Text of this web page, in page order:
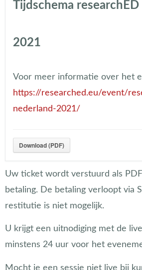
Tijdschema
2021
Voor meer informatie over het
https://researched.eu/event/
nederland-2021/
Download (PDF)
Uw ticket wordt verstuurd als
betaling. De betaling verloopt via
restitutie is niet mogelijk.
U krijgt een uitnodiging met de
minstens 24 uur voor het
Mocht je een sessie niet live bij